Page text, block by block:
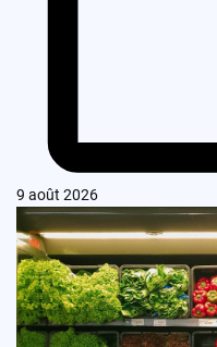
9 août 2026